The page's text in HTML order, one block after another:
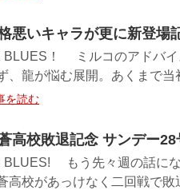
悪いキャラが更に新登場
BLUES！ ミルコのアドバイ
、龍が悩む展開。あくまで
を読む
高校敗退記念 サンデー
BLUES! もう先々週の話に
高校があっけなく二回戦で